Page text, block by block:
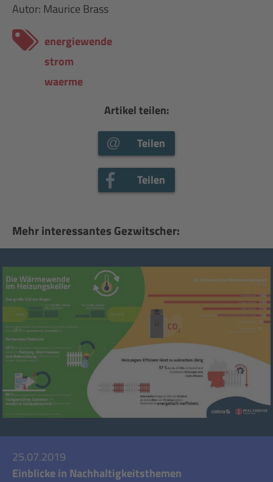
Autor: Maurice Brass
energiewende
strom
waerme
Artikel teilen:
Teilen
Teilen
Mehr interessantes Gezwitscher:
25.07.2019
Einblicke in Nachhaltigkeitsthemen